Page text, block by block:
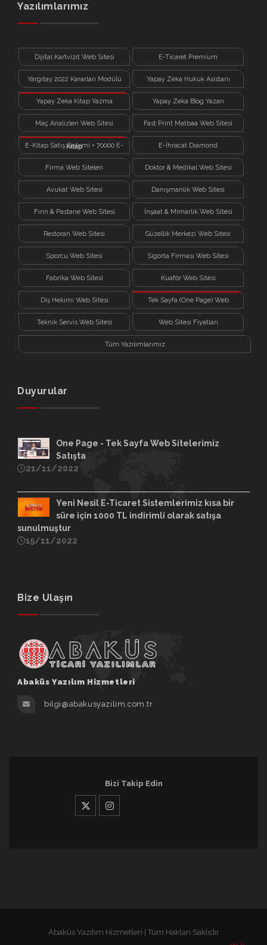
Yazılımlarımız
Dijital Kartvizit Web Sitesi E-Ticaret Premium
Yargıtay 2022 Kararları Modülü Yapay Zeka Hukuk Asistanı
Yapay Zeka Kitap Yazma
Sistemi
Yapay Zeka Blog Yazarı
Maç Analizleri Web Sitesi Fast Print Matbaa Web Sitesi
E-Kitap Satış Sistemi + 70000 E-
Kitap
E-İhracat Diamond
Firma Web Siteleri Doktor & Medikal Web Sitesi
Avukat Web Sitesi Danışmanlık Web Sitesi
Fırın & Pastane Web Sitesi İnşaat & Mimarlık Web Sitesi
Restoran Web Sitesi Güzellik Merkezi Web Sitesi
Sporcu Web Sitesi Sigorta Firması Web Sitesi
Fabrika Web Sitesi Kuaför Web Sitesi
Diş Hekimi Web Sitesi Tek Sayfa (One Page) Web
Sitesi
Teknik Servis Web Sitesi Web Sitesi Fiyatları
Tüm Yazılımlarımız
Duyurular
One Page - Tek Sayfa Web Sitelerimiz
Satışta
21/11/2022
Yeni Nesil E-Ticaret Sistemlerimiz kısa bir
süre için 1000 TL indirimli olarak satışa
sunulmuştur
15/11/2022
Bize Ulaşın
Abaküs Yazılım Hizmetleri
bilgi@abakusyazilim.com.tr
Bizi Takip Edin
Abaküs Yazılım Hizmetleri | Tüm Hakları Saklıdır